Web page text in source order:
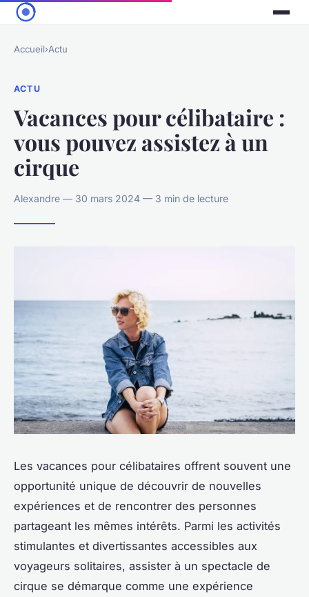
Accueil›Actu
ACTU
Vacances pour célibataire :
vous pouvez assistez à un
cirque
Alexandre — 30 mars 2024 — 3 min de lecture
Les vacances pour célibataires offrent souvent une
opportunité unique de découvrir de nouvelles
expériences et de rencontrer des personnes
partageant les mêmes intérêts. Parmi les activités
stimulantes et divertissantes accessibles aux
voyageurs solitaires, assister à un spectacle de
cirque se démarque comme une expérience